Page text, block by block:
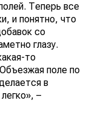
Теперь все
и понятно, что
со
глазу.
то
поле по
в
–